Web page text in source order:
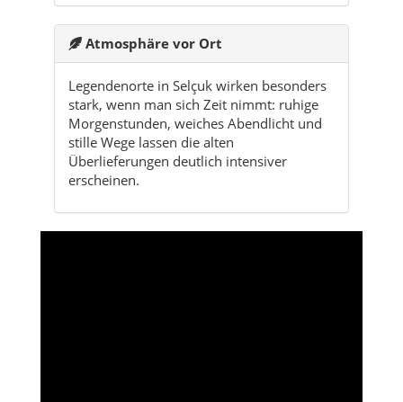
stark, wenn man sich Zeit nimmt: ruhige
Morgenstunden, weiches Abendlicht und
stille Wege lassen die alten
Überlieferungen deutlich intensiver
erscheinen.